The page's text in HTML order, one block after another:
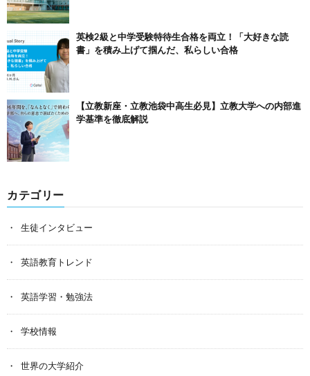
英検2級と中学受験特待生合格を両立！「大好きな読
書」を積み上げて掴んだ、私らしい合格
【立教新座・立教池袋中高生必見】立教大学への内部進
学基準を徹底解説
カテゴリー
生徒インタビュー
英語教育トレンド
英語学習・勉強法
学校情報
世界の大学紹介